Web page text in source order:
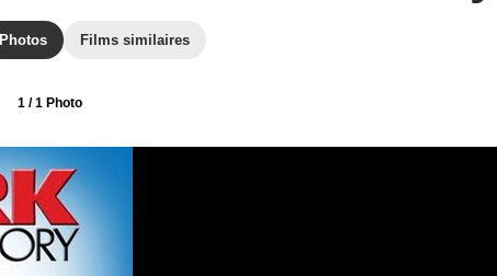
Photos Films similaires
1 / 1 Photo